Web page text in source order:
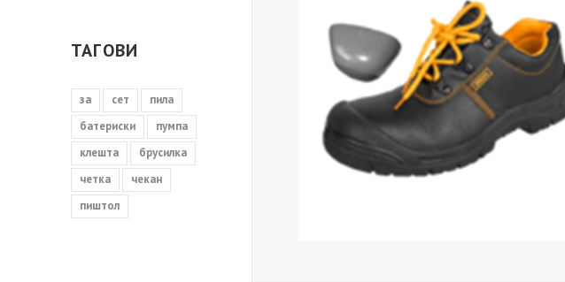
ТАГОВИ
за сет
пила
батериски
пумпа
клешта
брусилка
четка
чекан
пиштол